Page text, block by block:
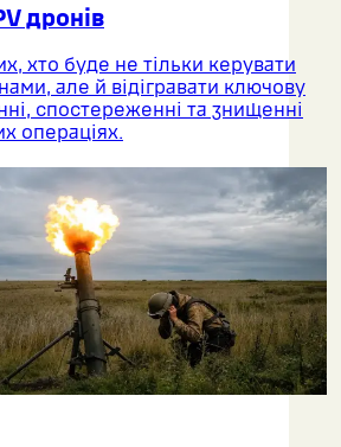
дронів
хто буде не тільки керувати
але й відігравати ключову
спостереженні та знищенні
операціях.